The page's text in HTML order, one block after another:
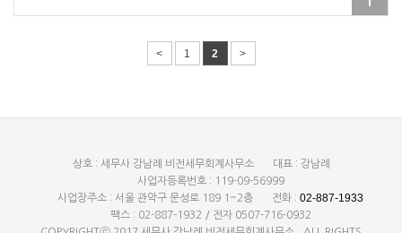
< 1 2 >
상호 : 세무사 강남례 비전세무회계사무소
대표 : 강남례
사업자등록번호 : 119-09-56999
사업장주소 : 서울 관악구 문성로 189 1~2층
전화 : 02-887-1933
팩스 : 02-887-1932 / 전자 0507-716-0932